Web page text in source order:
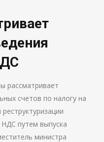
рассматривает
счетов по налогу на
путем выпуска
министра